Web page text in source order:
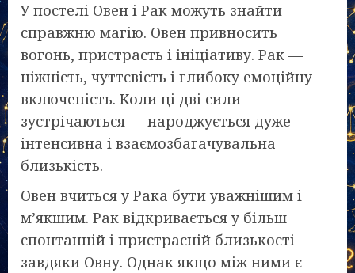
У постелі Овен і Рак можуть знайти
справжню магію. Овен привносить
вогонь, пристрасть і ініціативу. Рак —
ніжність, чуттєвість і глибоку емоційну
включеність. Коли ці дві сили
зустрічаються — народжується дуже
інтенсивна і взаємозбагачувальна
близькість.
Овен вчиться у Рака бути уважнішим і
м’якшим. Рак відкривається у більш
спонтанній і пристрасній близькості
завдяки Овну. Однак якщо між ними є